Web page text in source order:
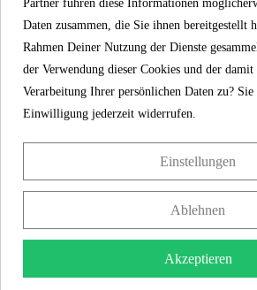
Farbe
Anschlussart
Gewicht
5,2 Cm
5 Jahre
Mit der SCHÜTTE-
Partner führen diese Informationen
Daten zusammen, die Sie ihnen bereitgestellt
Rahmen Deiner Nutzung der Dienste
der Verwendung dieser Cookies und der damit
Verarbeitung Ihrer persönlichen Daten zu?
Einwilligung jederzeit widerrufen.
Einstellungen
Ablehnen
Akzeptieren